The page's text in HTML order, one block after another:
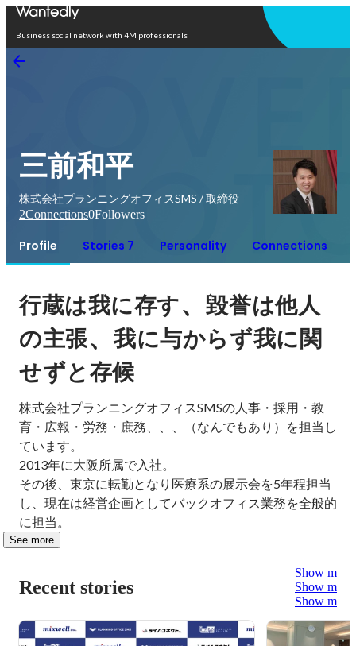
Business social network with 4M professionals
三前和平
株式会社プランニングオフィスSMS / 取締役
2Connections0Followers
Profile Stories 7 Personality Connections
行蔵は我に存す、毀誉は他人
の主張、我に与からず我に関
せずと存候
株式会社プランニングオフィスSMSの人事・採用・教
育・広報・労務・庶務、、、（なんでもあり）を担当し
ています。
2013年に大阪所属で入社。
その後、東京に転勤となり医療系の展示会を5年程担当
し、現在は経営企画としてバックオフィス業務を全般的
に担当。
See more
Recent stories
Show more
Show more
Show more